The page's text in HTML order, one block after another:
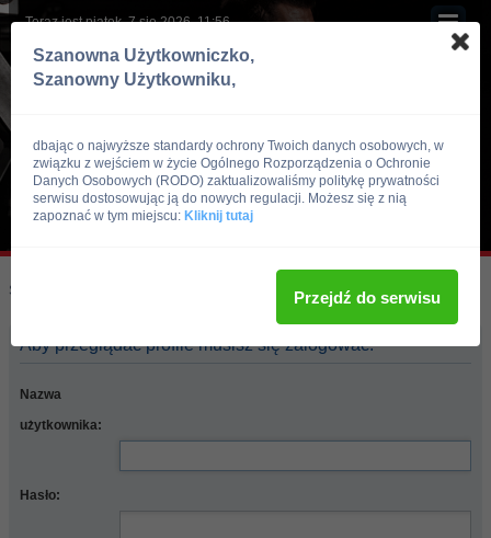
Teraz jest piątek, 7 sie 2026, 11:56
Skocz do:
Aby przeglądać profile musisz się zalogować.
Nazwa
użytkownika:
Hasło:
Szanowna Użytkowniczko,
Szanowny Użytkowniku,
dbając o najwyższe standardy ochrony Twoich danych osobowych, w
związku z wejściem w życie Ogólnego Rozporządzenia o Ochronie
Danych Osobowych (RODO) zaktualizowaliśmy politykę prywatności
serwisu dostosowując ją do nowych regulacji. Możesz się z nią
zapoznać w tym miejscu: Kliknij tutaj
Przejdź do serwisu